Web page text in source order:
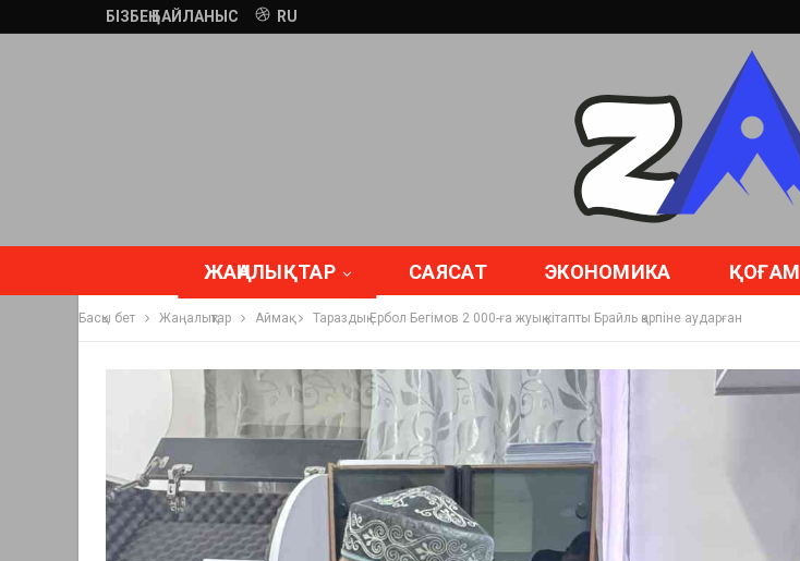
БІЗБЕҢ БАЙЛАНЫС RU
ЖАҢАЛЫҚТАР САЯСАТ ЭКОНОМИКА ҚОҒАМ
Басқы бет Жаңалықтар Аймақ Тараздық Ербол Бегімов 2 000-ға жуық кітапты Брайль қарпіне аударған